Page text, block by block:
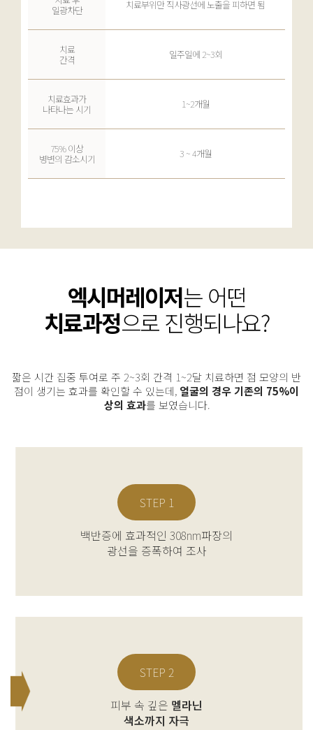
일광차단 치료부위만 직사광선에 노출을 피하면 됨
치료
간격 일주일에 2~3회
치료효과가
나타나는 시기 1~2개월
75% 이상
병변의 감소시기 3 ~ 4개월
엑시머레이저는 어떤
치료과정으로 진행되나요?
짧은 시간 집중 투여로 주 2~3회 간격 1~2달 치료하면 점 모양의 반
점이 생기는 효과를 확인할 수 있는데, 얼굴의 경우 기존의 75%이
상의 효과를 보였습니다.
STEP 1
백반증에 효과적인 308nm파장의
광선을 증폭하여 조사
STEP 2
피부 속 깊은 멜라닌
색소까지 자극